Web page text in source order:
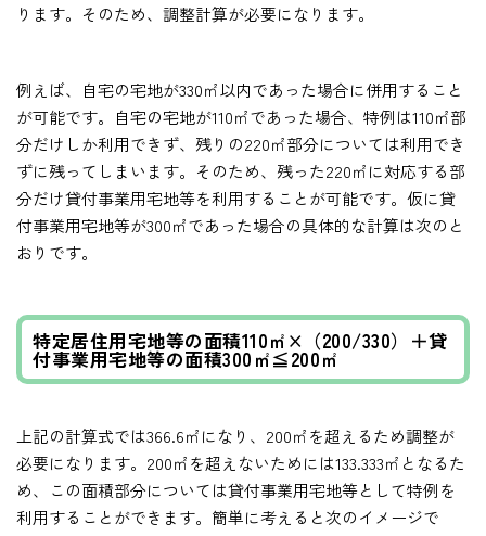
ります。そのため、調整計算が必要になります。
例えば、自宅の宅地が330㎡以内であった場合に併用すること
が可能です。自宅の宅地が110㎡であった場合、特例は110㎡部
分だけしか利用できず、残りの220㎡部分については利用でき
ずに残ってしまいます。そのため、残った220㎡に対応する部
分だけ貸付事業用宅地等を利用することが可能です。仮に貸
付事業用宅地等が300㎡であった場合の具体的な計算は次のと
おりです。
特定居住用宅地等の面積110㎡×（200/330）＋貸
付事業用宅地等の面積300㎡≦200㎡
上記の計算式では366.6㎡になり、200㎡を超えるため調整が
必要になります。200㎡を超えないためには133.333㎡となるた
め、この面積部分については貸付事業用宅地等として特例を
利用することができます。簡単に考えると次のイメージで